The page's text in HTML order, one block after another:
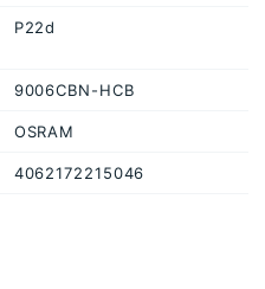
P22d
9006CBN-HCB
OSRAM
4062172215046